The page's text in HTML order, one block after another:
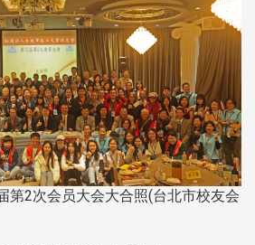
2次会员大会大合照(台北市校友会